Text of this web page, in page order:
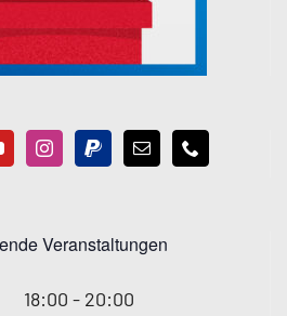
Veranstaltungen
18:00 - 20:00